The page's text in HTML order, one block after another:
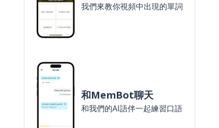
我們來教你視頻中出現的單詞
和MemBot聊天
和我們的AI語伴一起練習口語